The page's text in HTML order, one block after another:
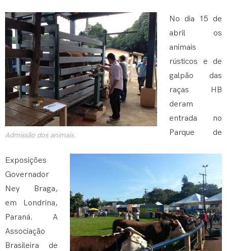
Admissão dos animais.
No dia 15 de
abril os
animais
rústicos e de
galpão das
raças HB
deram
entrada no
Parque de
Exposições
Governador
Ney Braga,
em Londrina,
Paraná. A
Associação
Brasileira de